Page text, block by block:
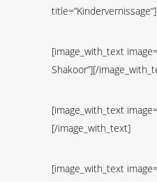
[image_with_text
Shakoor“][/
[image_with_text
[/image_with_text]
[image_with_text